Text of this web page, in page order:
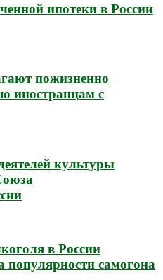
ипотеки в России
пожизненно
иностранцам с
культуры
в России
популярности самогона